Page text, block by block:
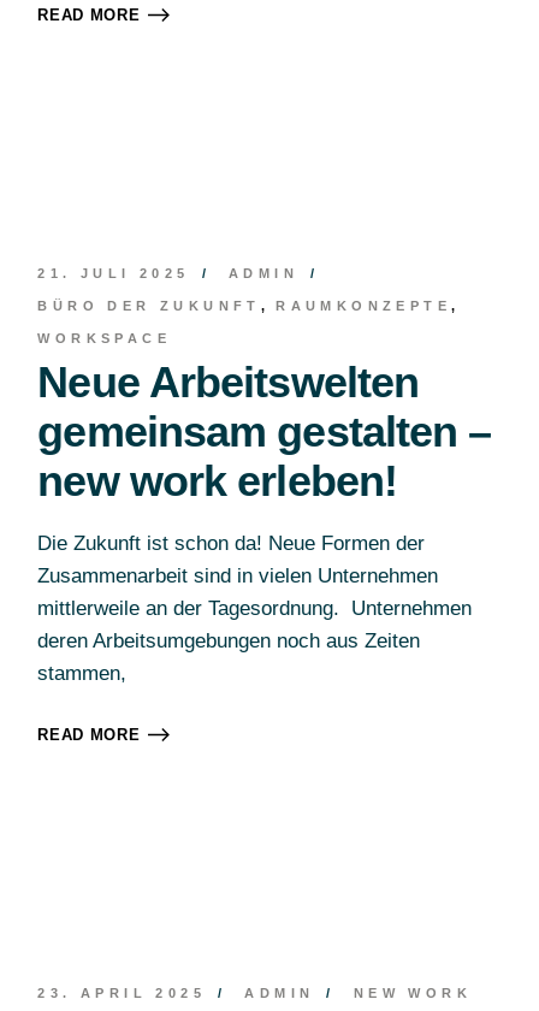
READ MORE
21. JULI 2025 ADMIN
BÜRO DER ZUKUNFT RAUMKONZEPTE
WORKSPACE
Neue Arbeitswelten
gemeinsam gestalten –
new work erleben!
Die Zukunft ist schon da! Neue Formen der
Zusammenarbeit sind in vielen Unternehmen
mittlerweile an der Tagesordnung. Unternehmen
deren Arbeitsumgebungen noch aus Zeiten
stammen,
READ MORE
23. APRIL 2025 ADMIN NEW WORK